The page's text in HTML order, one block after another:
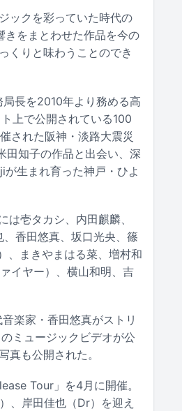
ックを彩っていた時代の
をまとわせた作品を今の
くりと味わうことのでき
長を2010年より務める高
上で公開されている100
された阪神・淡路大震災
知子の作品と出会い、深
生まれ育った神戸・ひよ
壱タカシ、内田麒麟、
香田悠真、坂口光央、篠
、まきやまはる菜、増村和
イヤー）、横山和明、吉
楽家・香田悠真がストリ
ミュージックビデオが公
も公開された。
Tour」を4月に開催。
、岸田佳也（Dr）を迎え